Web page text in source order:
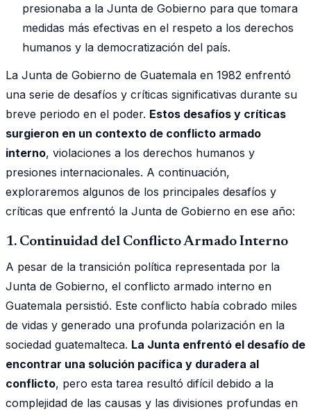
presionaba a la Junta de Gobierno para que tomara
medidas más efectivas en el respeto a los derechos
humanos y la democratización del país.
La Junta de Gobierno de Guatemala en 1982 enfrentó
una serie de desafíos y críticas significativas durante su
breve periodo en el poder. Estos desafíos y críticas
surgieron en un contexto de conflicto armado
interno, violaciones a los derechos humanos y
presiones internacionales. A continuación,
exploraremos algunos de los principales desafíos y
críticas que enfrentó la Junta de Gobierno en ese año:
1. Continuidad del Conflicto Armado Interno
A pesar de la transición política representada por la
Junta de Gobierno, el conflicto armado interno en
Guatemala persistió. Este conflicto había cobrado miles
de vidas y generado una profunda polarización en la
sociedad guatemalteca. La Junta enfrentó el desafío de
encontrar una solución pacífica y duradera al
conflicto, pero esta tarea resultó difícil debido a la
complejidad de las causas y las divisiones profundas en